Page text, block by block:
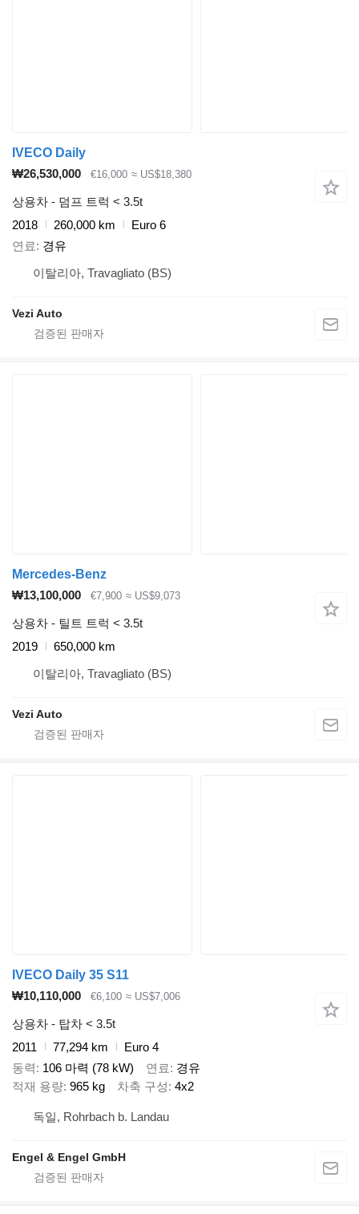
IVECO Daily
₩26,530,000
€16,000 ≈ US$18,380
상용차 - 덤프 트럭 < 3.5t
2018
260,000 km
Euro 6
연료 경유
이탈리아, Travagliato (BS)
Vezi Auto
Mercedes-Benz
₩13,100,000
€7,900 ≈ US$9,073
상용차 - 틸트 트럭 < 3.5t
2019
650,000 km
이탈리아, Travagliato (BS)
Vezi Auto
IVECO Daily 35 S11
₩10,110,000
€6,100 ≈ US$7,006
상용차 - 탑차 < 3.5t
2011
77,294 km
Euro 4
동력
106 마력 (78 kW) 연료
경유
적재 용량 965 kg 차축 구성 4x2
독일, Rohrbach b. Landau
Engel & Engel GmbH